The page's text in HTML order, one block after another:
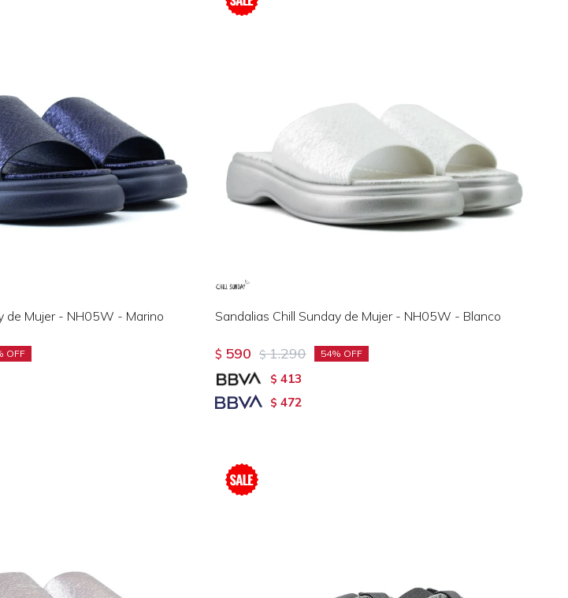
de Mujer - NH05W - Marino Sandalias Chill Sunday de Mujer - NH05W - Blanco
$ 590 $ 1.290 54
$ 413
$ 472